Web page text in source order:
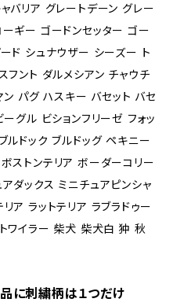
リア グレートデーン グレー
ギー ゴードンセッター ゴー
ド シュナウザー シーズー ト
フント ダルメシアン チャウチ
ン パグ ハスキー バセット バセ
グル ビションフリーゼ フォッ
ルドック ブルドッグ ペキニー
ストンテリア ボーダーコリー
ダックス ミニチュアピンシャ
ア ラットテリア ラブラドゥー
ワイラー 柴犬 柴犬白 狆 秋
に刺繍柄は１つだけ